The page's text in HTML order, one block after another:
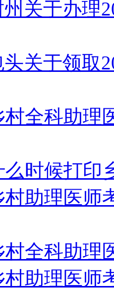
关于办理
关于领取
村全科助理
么时候打印
村助理医师
村全科助理
村助理医师